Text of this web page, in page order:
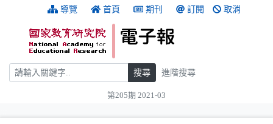
跳到主要內容 導覽 首頁 期刊 訂閱 取消
搜尋 搜尋 進階搜尋
第205期 2021-03